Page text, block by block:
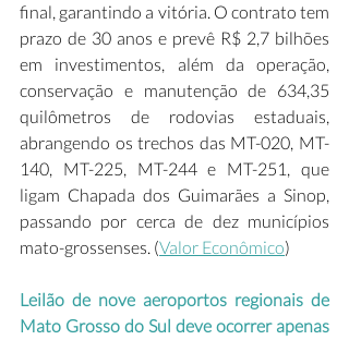
final, garantindo a vitória. O contrato tem
prazo de 30 anos e prevê R$ 2,7 bilhões
em investimentos, além da operação,
conservação e manutenção de 634,35
quilômetros de rodovias estaduais,
abrangendo os trechos das MT-020, MT-
140, MT-225, MT-244 e MT-251, que
ligam Chapada dos Guimarães a Sinop,
passando por cerca de dez municípios
mato-grossenses. (Valor Econômico)
Leilão de nove aeroportos regionais de
Mato Grosso do Sul deve ocorrer apenas